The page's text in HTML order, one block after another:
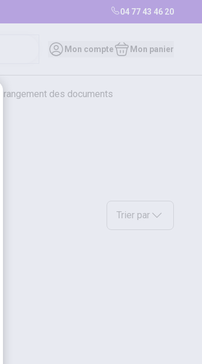
04 77 43 46 20
Mon compte Mon panier
rangement des documents
Trier par